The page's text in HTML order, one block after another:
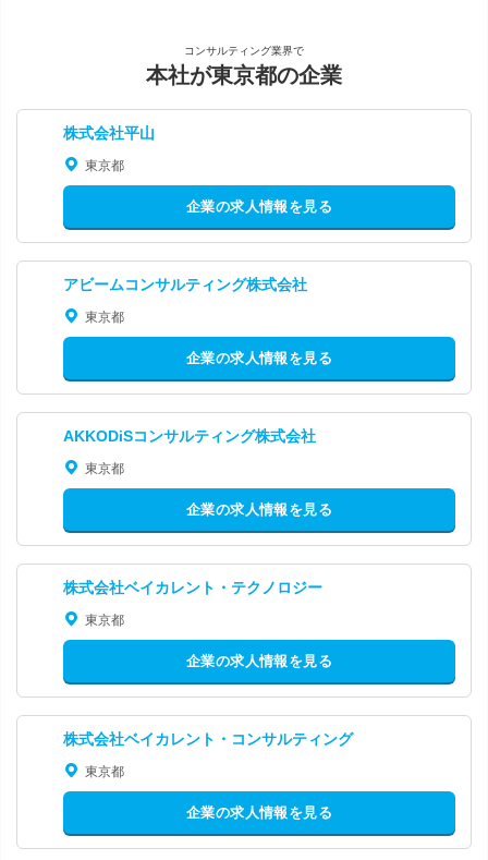
コンサルティング業界で
本社が東京都の企業
株式会社平山
東京都
企業の求人情報を見る
アビームコンサルティング株式会社
東京都
企業の求人情報を見る
AKKODiSコンサルティング株式会社
東京都
企業の求人情報を見る
株式会社ベイカレント・テクノロジー
東京都
企業の求人情報を見る
株式会社ベイカレント・コンサルティング
東京都
企業の求人情報を見る